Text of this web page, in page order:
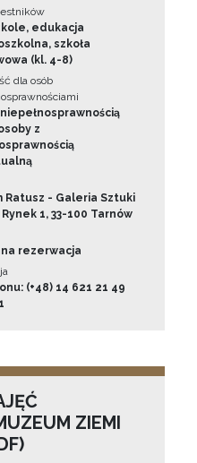
edukacja
szkoła
(kl. 4-8)
dla osób
z
Ratusz - Galeria Sztuki
1, 33-100 Tarnów
rezerwacja
(+48) 14 621 21 49
ZIEMI